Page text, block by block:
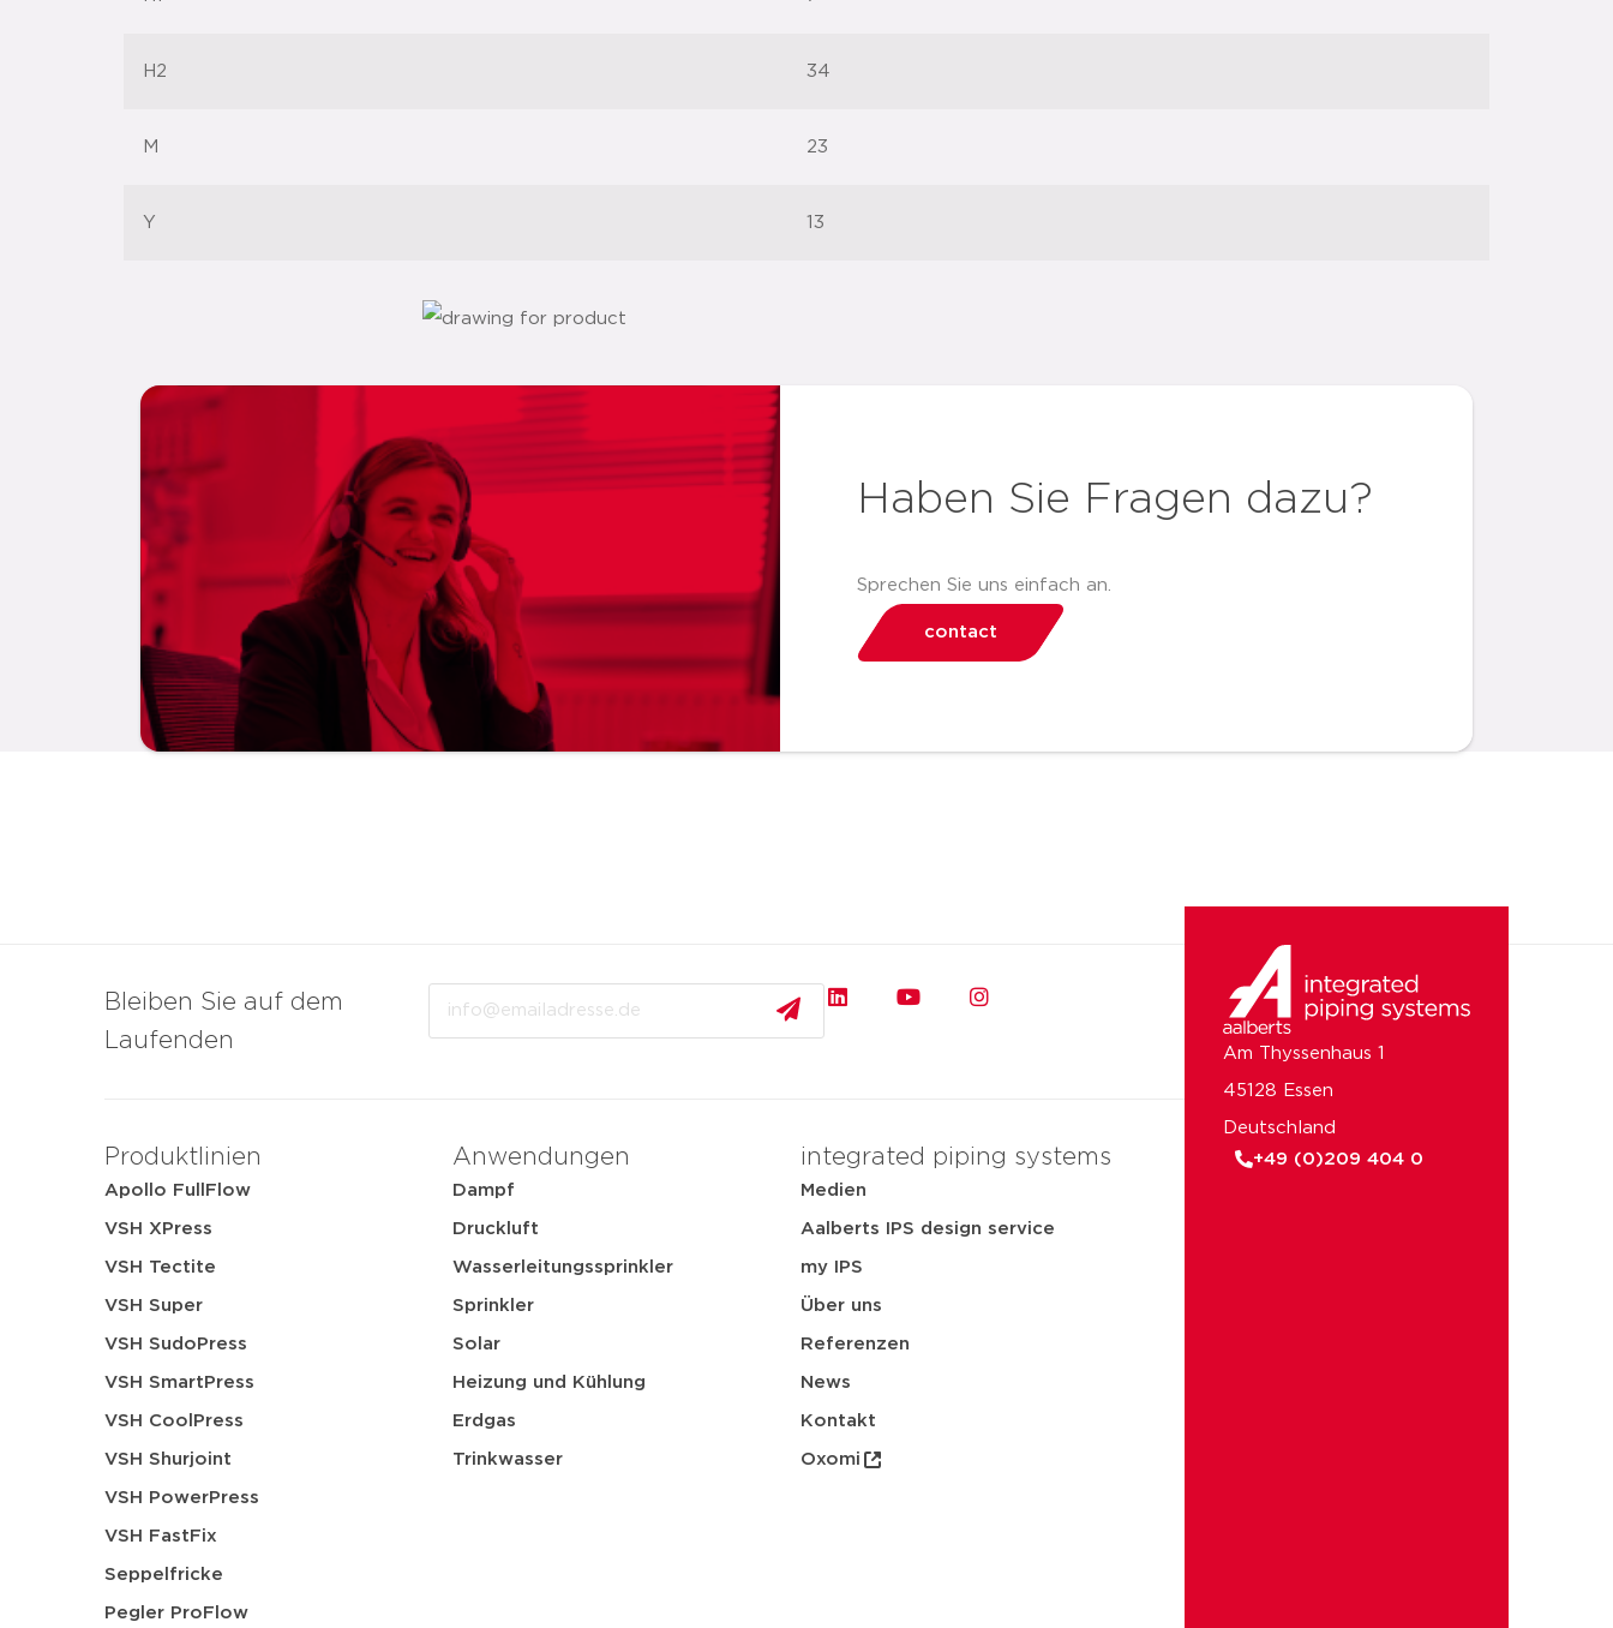
H2 34
M 23
Y 13
Haben Sie Fragen dazu?
Sprechen Sie uns einfach an.
contact
Bleiben Sie auf dem
Laufenden
Produktlinien
Apollo FullFlow
VSH XPress
VSH Tectite
VSH Super
VSH SudoPress
VSH SmartPress
VSH CoolPress
VSH Shurjoint
VSH PowerPress
VSH FastFix
Seppelfricke
Pegler ProFlow
Anwendungen
Dampf
Druckluft
Wasserleitungssprinkler
Sprinkler
Solar
Heizung und Kühlung
Erdgas
Trinkwasser
integrated piping systems
Medien
Aalberts IPS design service
my IPS
Über uns
Referenzen
News
Kontakt
Oxomi
Am Thyssenhaus 1
45128 Essen
Deutschland
+49 (0)209 404 0